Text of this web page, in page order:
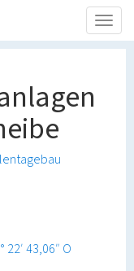
22′ 43,06″ O